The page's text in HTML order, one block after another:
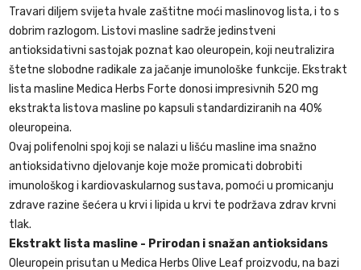
Travari diljem svijeta hvale zaštitne moći maslinovog lista, i to s
dobrim razlogom. Listovi masline sadrže jedinstveni
antioksidativni sastojak poznat kao oleuropein, koji neutralizira
štetne slobodne radikale za jačanje imunološke funkcije. Ekstrakt
lista masline Medica Herbs Forte donosi impresivnih 520 mg
ekstrakta listova masline po kapsuli standardiziranih na 40%
oleuropeina.
Ovaj polifenolni spoj koji se nalazi u lišću masline ima snažno
antioksidativno djelovanje koje može promicati dobrobiti
imunološkog i kardiovaskularnog sustava, pomoći u promicanju
zdrave razine šećera u krvi i lipida u krvi te podržava zdrav krvni
tlak.
Ekstrakt lista masline - Prirodan i snažan antioksidans
Oleuropein prisutan u Medica Herbs Olive Leaf proizvodu, na bazi